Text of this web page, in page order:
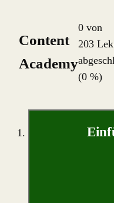
Content
Academy
0 von
203
(0 %)